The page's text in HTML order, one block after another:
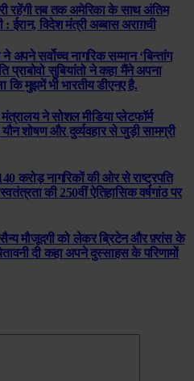
रहेंगी तब तक अमेरिका के साथ अंतिम
ईरान, विदेश मंत्री अब्बास अराग़ची
अपने सर्वोच्च नागरिक सम्मान ‘बिन्तांग
प्राबोवो सुबियांतो ने कहा मैंने अपना
मुझमें भी भारतीय डीएनए है.
ने सोशल मीडिया प्लेटफॉर्म
शोषण और दुर्व्यवहार से जुड़ी सामग्री
करोड़ नागरिकों की ओर से राष्ट्रपति
की 250वीं ऐतिहासिक वर्षगांठ पर
सैन्य मौजूदगी को लेकर ब्रिटेन और फ़्रांस के
दी कहा अपने दुस्साहस के परिणामों